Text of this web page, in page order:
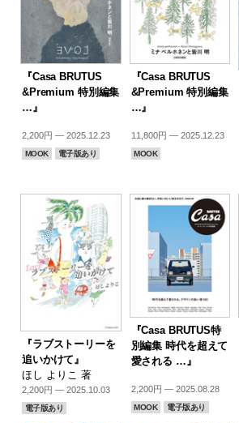
『Casa BRUTUS
&Premium 特別編集
…』
2,200円 — 2025.12.23
MOOK 電子版あり
『Casa BRUTUS
&Premium 特別編集
…』
11,800円 — 2025.12.23
MOOK
『ラブストーリーを
追いかけて』
ほし よりこ 著
2,200円 — 2025.10.03
電子版あり
『Casa BRUTUS特
別編集 時代を超えて
愛される …』
2,200円 — 2025.08.28
MOOK 電子版あり